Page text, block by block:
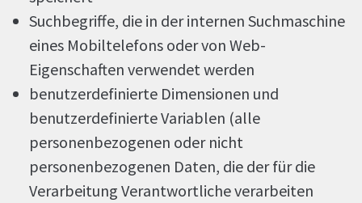
Suchbegriffe, die in der internen Suchmaschine
eines Mobiltelefons oder von Web-
Eigenschaften verwendet werden
benutzerdefinierte Dimensionen und
benutzerdefinierte Variablen (alle
personenbezogenen oder nicht
personenbezogenen Daten, die der für die
Verarbeitung Verantwortliche verarbeiten